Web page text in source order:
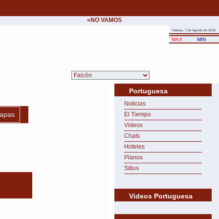
«NO VAMOS A CEDER NUNCA AL CHANTAJE
Viernes, 7 de Agosto de 2026
MAX MIN
Portuguesa
Noticias
El Tiempo
Videos
Chats
Hoteles
Planos
Sitios
Videos Portuguesa